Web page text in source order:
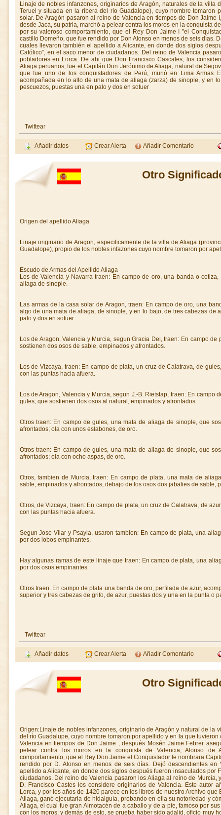
Linaje de nobles infanzones, originarios de Aragón, naturales de la villa
Teruel y situada en la ribera del río Guadalope), cuyo nombre tomaron
solar. De Aragón pasaron al reino de Valencia en tiempos de Don Jaime
desde Jaca, su patria, marchó a pelear contra los moros en la conquista
por su valeroso comportamiento, que el Rey Don Jaime I ”el
castillo Domeño, que fue rendido por Don Alonso en menos de seis días.
cuales llevaron también el apellido a Alicante, en donde dos siglos
Católico”, en el saco menor de ciudadanos. Del reino de Valencia
pobladores en Lorca. De ahi que Don Francisco Cascales, los
Aliaga peruanos, fue el Capitán Don Jerónimo de Aliaga, natural de
que fue uno de los conquistadores de Perú, murió en Lima Armas
acompañada en lo alto de una mata de aliaga (zarza) de sinople, y en
pescuezos, puestas una en palo y dos en sotuer
Twittear
Añadir datos Crear Alerta Añadir Comentario
Otro
Origen del apellido Aliaga
Linaje originario de Aragon, especificamente de la villa de Aliaga
Guadalope), propio de los nobles infazones cuyo nombre tomaron por
Escudo de Armas del Apellido Aliaga
Los de Valencia y Navarra traen: En campo de oro, una banda o
aliaga de sinople.
Las armas de la casa solar de Aragon, traen: En campo de oro, una
algo de una mata de aliaga, de sinople, y en lo bajo, de tres cabezas de
palo y dos en sotuer.
Los de Aragon, Valencia y Murcia, segun Gracia Dei, traen: En campo
sostienen dos osos de sable, empinados y afrontados.
Los de Vizcaya, traen: En campo de plata, un cruz de Calatrava, de
con las puntas hacia afuera.
Los de Aragon, Valencia y Murcia, segun J.-B. Rietstap, traen: En campo
gules, que sostienen dos osos al natural, empinados y afrontados.
Otros traen: En campo de gules, una mata de aliaga de sinople, que
afrontados; ola con unos eslabones, de oro.
Otros traen: En campo de gules, una mata de aliaga de sinople, que
afrontados; ola con ocho aspas, de oro.
Otros, tambien de Murcia, traen: En campo de plata, una mata de
sable, empinados y afrontados, debajo de los osos dos jabalies de sable,
Otros, de Vizcaya, traen: En campo de plata, un cruz de Calatrava, de
con las puntas hacia afuera.
Segun Jose Vilar y Psayla, usaron tambien: En campo de plata, una
por dos lobos empinantes.
Hay algunas ramas de este linaje que traen: En campo de plata, una
por dos osos empinantes.
Otros traen: En campo de plata una banda de oro, perfilada de azur,
superior y tres cabezas de grifo, de azur, puestas dos y una en la punta o
Twittear
Añadir datos Crear Alerta Añadir Comentario
Otro
Origen:Linaje de nobles infanzones, originario de Aragón y natural de la
del río Guadalupe, cuyo nombre tomaron por apellido y en la que
Valencia en tiempos de Don Jaime , después Mosén Jaime Febrer
pelear contra los moros en la conquista de Valencia, Alonso de
comportamiento, que el Rey Don Jaime el Conquistador le nombrara
rendido por D. Alonso en menos de seis días. Dejó descendientes en
apellido a Alicante, en donde dos siglos después fueron insaculados por
ciudadanos. Del reino de Valencia pasaron los Aliaga al reino de Murcia,
D. Francisco Castes los considere originarios de Valencia. Este autor
Lorca, y por los años de 1420 parece en los libros de nuestro Archivo
Aliaga, ganó ejecutaria de hidalguía, probando en ella su notoriedad y
Aliaga, el cual fue gran Almotacén de a caballo y de a pie, famoso por
con los moros; y demás de esto, se prueba haber sido adalid, oficio muy